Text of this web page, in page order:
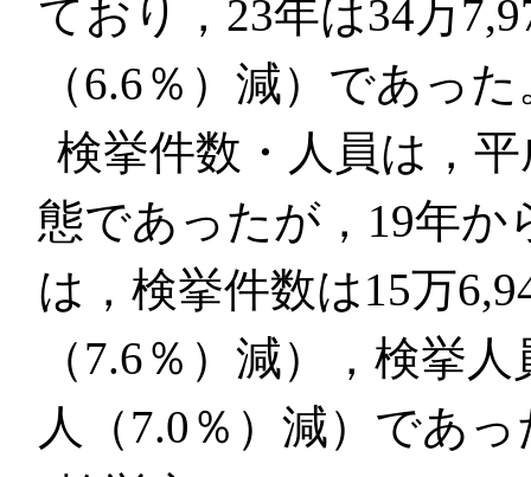
ており，23年は34万
（6.6％）減）であった
検挙件数・人員は，
態であったが，19年か
は，検挙件数は15万
（7.6％）減），検挙
人（7.0％）減）であっ